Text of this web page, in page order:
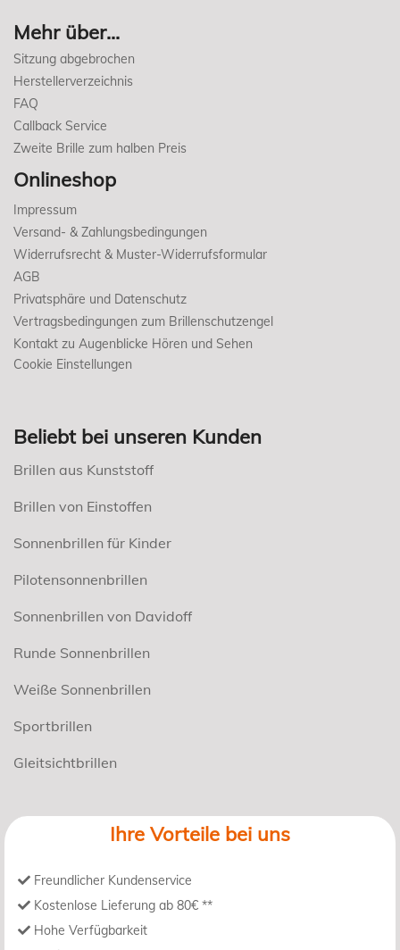
Mehr über...
Sitzung abgebrochen
Herstellerverzeichnis
FAQ
Callback Service
Zweite Brille zum halben Preis
Onlineshop
Impressum
Versand- & Zahlungsbedingungen
Widerrufsrecht & Muster-Widerrufsformular
AGB
Privatsphäre und Datenschutz
Vertragsbedingungen zum Brillenschutzengel
Kontakt zu Augenblicke Hören und Sehen
Cookie Einstellungen
Beliebt bei unseren Kunden
Brillen aus Kunststoff
Brillen von Einstoffen
Sonnenbrillen für Kinder
Pilotensonnenbrillen
Sonnenbrillen von Davidoff
Runde Sonnenbrillen
Weiße Sonnenbrillen
Sportbrillen
Gleitsichtbrillen
Ihre Vorteile bei uns
Freundlicher Kundenservice
Kostenlose Lieferung ab 80€ **
Hohe Verfügbarkeit